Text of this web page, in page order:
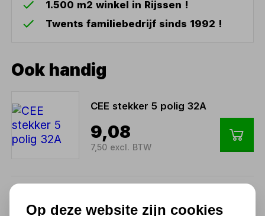
1.500 m2 winkel in Rijssen !
Twents familiebedrijf sinds 1992 !
Ook handig
CEE stekker 5 polig 32A
9,08
7,50 excl. BTW
16A
Op deze website zijn cookies